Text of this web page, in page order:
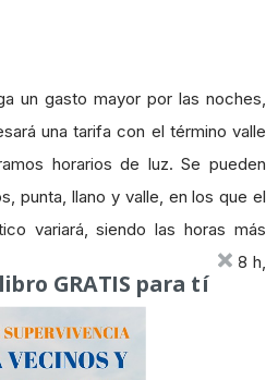
un gasto mayor por las noches,
una tarifa con el término valle
horarios de luz. Se pueden
punta, llano y valle, en los que el
variará, siendo las horas más
entre las 00 y las 8 h,
nacionales.
GRATIS para tí